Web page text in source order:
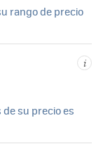
rango de precio
i
su precio es